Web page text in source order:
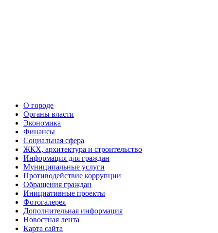
О городе
Органы власти
Экономика
Финансы
Социальная сфера
ЖКХ, архитектура и строительство
Информация для граждан
Муниципальные услуги
Противодействие коррупции
Обращения граждан
Инициативные проекты
Фотогалерея
Дополнительная информация
Новостная лента
Карта сайта